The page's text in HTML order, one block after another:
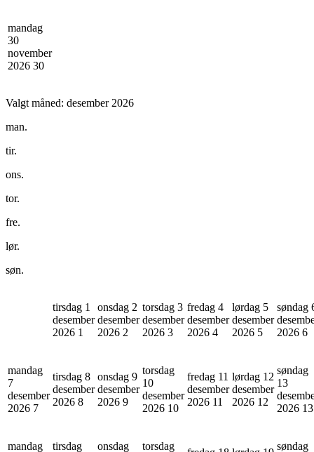
mandag
30
november
2026 30
Valgt måned: desember 2026
man.
tir.
ons.
tor.
fre.
lør.
søn.
tirsdag 1
desember
2026 1
onsdag 2
desember
2026 2
torsdag 3
desember
2026 3
fredag 4
desember
2026 4
lørdag 5
desember
2026 5
søndag
2026 6
mandag
7
desember
2026 7
tirsdag 8
desember
2026 8
onsdag 9
desember
2026 9
torsdag
10
desember
2026 10
fredag 11
desember
2026 11
lørdag 12
desember
2026 12
søndag
13
2026 13
mandag tirsdag onsdag torsdag søndag